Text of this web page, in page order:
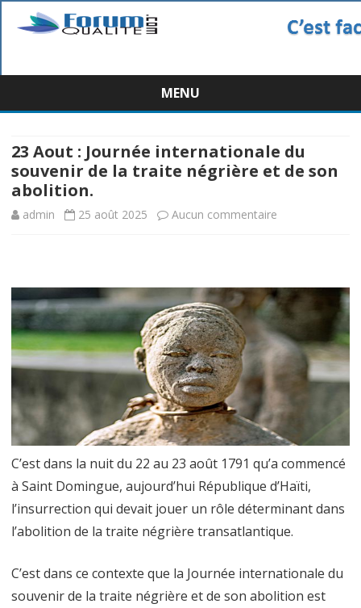
MENU
Skip
content
23 Aout : Journée internationale du
souvenir de la traite négrière et de son
abolition.
admin 25 août 2025 Aucun commentaire
:
Journée
internationale
souvenir
de
la
traite
de
C’est dans la nuit du 22 au 23 août 1791 qu’a commencé
à Saint Domingue, aujourd’hui République d’Haïti,
l’insurrection qui devait jouer un rôle déterminant dans
l’abolition de la traite négrière transatlantique.
C’est dans ce contexte que la Journée internationale du
souvenir de la traite négrière et de son abolition est